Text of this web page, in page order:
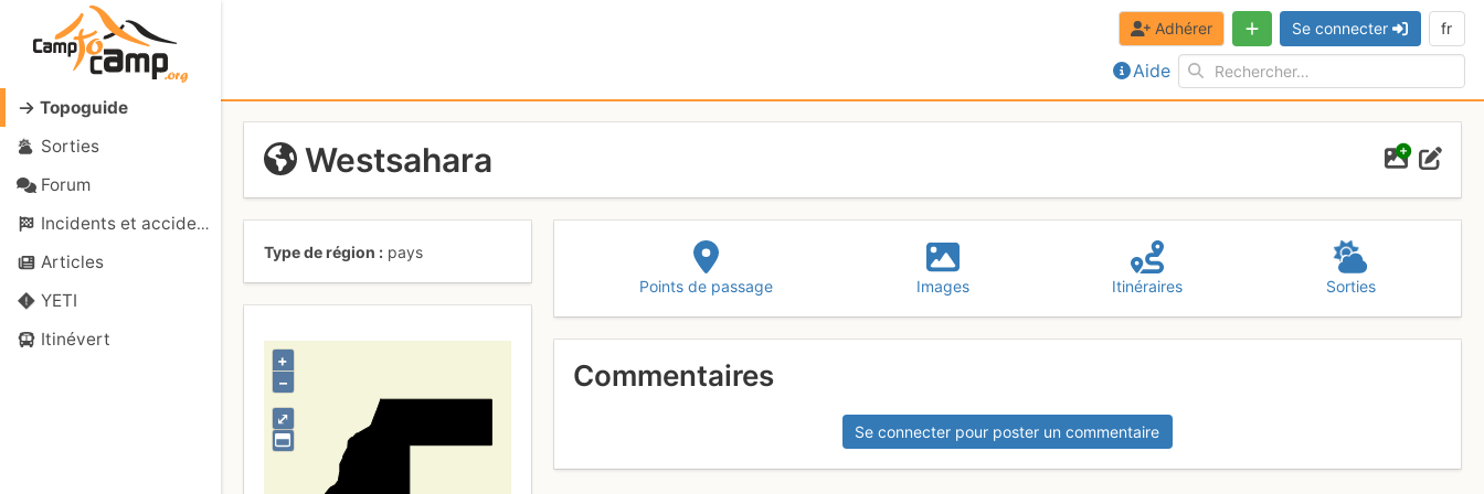
Topoguide
Sorties
Forum
Incidents et accidents
Articles
YETI
Itinévert
Aide
Adhérer Se connecter fr
Westsahara
Type de région pays
⤢
+
–
Points de passage Images Itinéraires Sorties
Commentaires
Se connecter pour poster un commentaire